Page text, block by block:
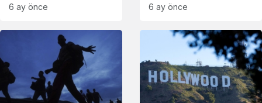
Mescid-i Aksa’ya
6 ay önce
Gümrük Vergisi
6 ay önce